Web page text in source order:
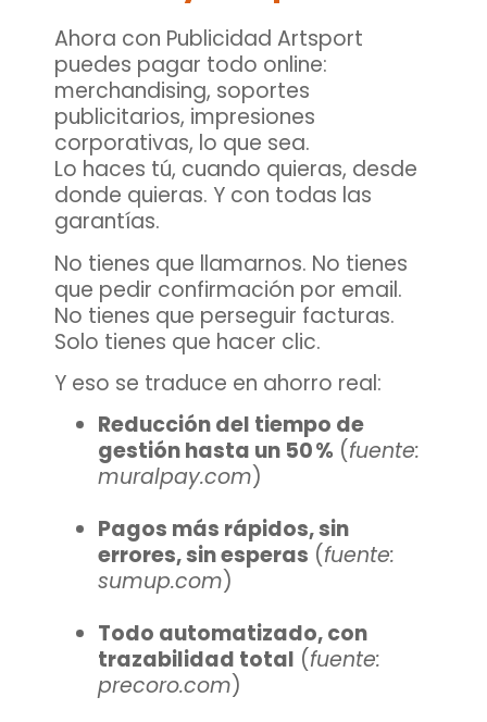
Ahora con Publicidad Artsport
puedes pagar todo online:
merchandising, soportes
publicitarios, impresiones
corporativas, lo que sea.
Lo haces tú, cuando quieras, desde
donde quieras. Y con todas las
garantías.
No tienes que llamarnos. No tienes
que pedir confirmación por email.
No tienes que perseguir facturas.
Solo tienes que hacer clic.
Y eso se traduce en ahorro real:
Reducción del tiempo de
gestión hasta un 50 % (fuente:
muralpay.com)
Pagos más rápidos, sin
errores, sin esperas (fuente:
sumup.com)
Todo automatizado, con
trazabilidad total (fuente:
precoro.com)